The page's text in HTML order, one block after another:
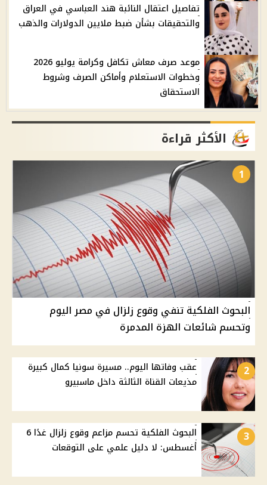
تفاصيل اعتقال النائبة هند العباسي في العراق
والتحقيقات بشأن ضبط ملايين الدولارات والذهب
موعد صرف معاش تكافل وكرامة يوليو 2026
وخطوات الاستعلام وأماكن الصرف وشروط
الاستحقاق
الأكثر قراءة
1
البحوث الفلكية تنفي وقوع زلزال في مصر اليوم
وتحسم شائعات الهزة المدمرة
2
عقب وفاتها اليوم.. مسيرة سونيا كمال كبيرة
مذيعات القناة الثالثة داخل ماسبيرو
3
البحوث الفلكية تحسم مزاعم وقوع زلزال غدًا 6
أغسطس: لا دليل علمي على التوقعات